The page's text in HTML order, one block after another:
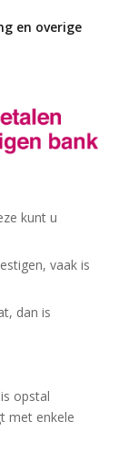
en overige
kunt u
vaak is
dan is
opstal
met enkele